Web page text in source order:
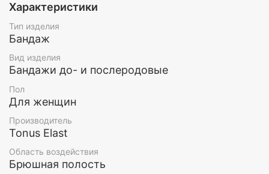
в области живота и ягодиц. С застежкой velcro. С
дополнительной нижней застежкой.
Характеристики:
Состав сырья: полиамид – 84%, эластан – 16%.
Страна происхождения: Латвия
Размеры: 1,2,3,4,5,6
Цвет: бежевый, белый, черный
Характеристики
Тип изделия
Бандаж
Вид изделия
Бандажи до- и послеродовые
Пол
Для женщин
Производитель
Tonus Elast
Область воздействия
Брюшная полость